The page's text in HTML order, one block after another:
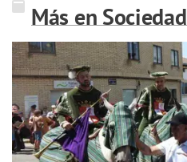
Más en Sociedad